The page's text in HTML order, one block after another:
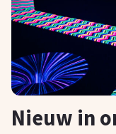
Nieuw in